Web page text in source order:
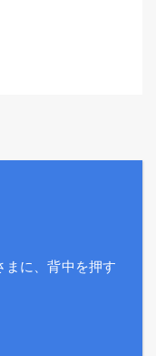
まに、背中を押す